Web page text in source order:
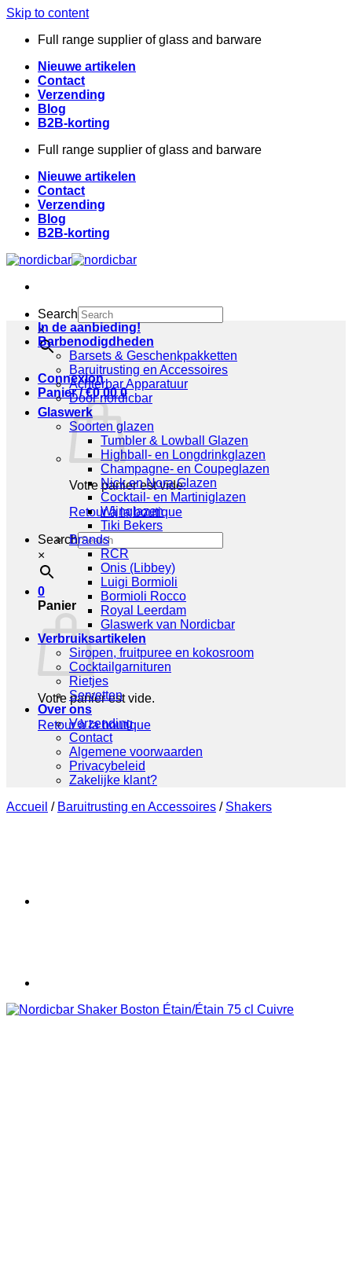
Skip to content
Full range supplier of glass and barware
Nieuwe artikelen
Contact
Verzending
Blog
B2B-korting
Full range supplier of glass and barware
Nieuwe artikelen
Contact
Verzending
Blog
B2B-korting
Search
×
Connexion
Panier /€0,00 0
Votre panier est vide.
Retour à la boutique
Search
×
0
Panier
Votre panier est vide.
Retour à la boutique
In de aanbieding!
Barbenodigdheden
Barsets & Geschenkpakketten
Baruitrusting en Accessoires
Achterbar Apparatuur
Door nordicbar
Glaswerk
Soorten glazen
Tumbler & Lowball Glazen
Highball- en Longdrinkglazen
Champagne- en Coupeglazen
Nick en Nora Glazen
Cocktail- en Martiniglazen
Wijnglazen
Tiki Bekers
Brands
RCR
Onis (Libbey)
Luigi Bormioli
Bormioli Rocco
Royal Leerdam
Glaswerk van Nordicbar
Verbruiksartikelen
Siropen, fruitpuree en kokosroom
Cocktailgarnituren
Rietjes
Servetten
Over ons
Verzending
Contact
Algemene voorwaarden
Privacybeleid
Zakelijke klant?
Accueil / Baruitrusting en Accessoires / Shakers